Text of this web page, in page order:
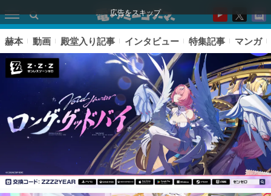
広告をスキップ
赫本 動画 殿堂入り記事 インタビュー 特集記事 マンガ